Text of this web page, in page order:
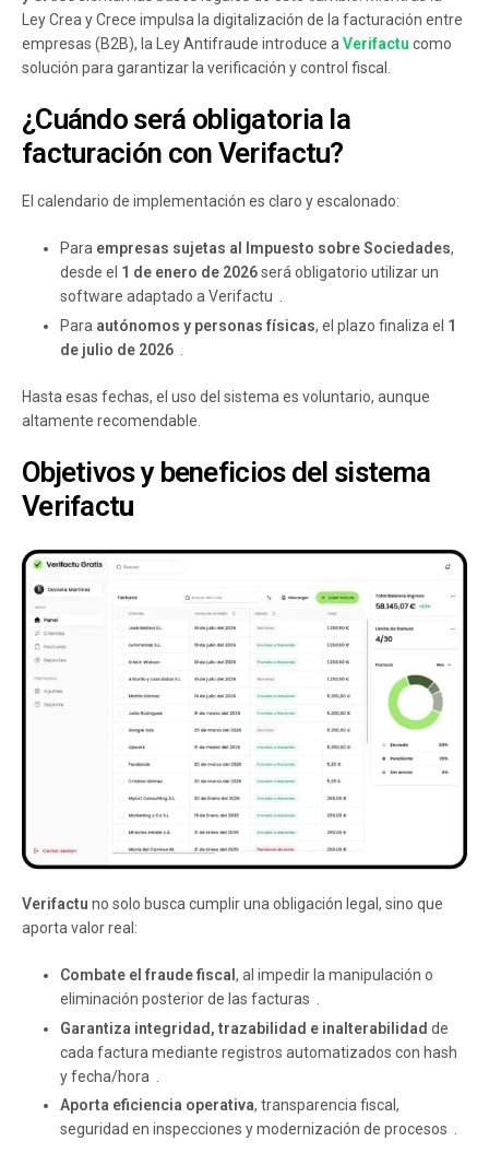
Ley Crea y Crece impulsa la digitalización de la facturación entre
empresas (B2B), la Ley Antifraude introduce a Verifactu como
solución para garantizar la verificación y control fiscal.
¿Cuándo será obligatoria la
facturación con Verifactu?
El calendario de implementación es claro y escalonado:
Para empresas sujetas al Impuesto sobre Sociedades,
desde el 1 de enero de 2026será obligatorio utilizar un
software adaptado a Verifactu .
Para autónomos y personas físicas, el plazo finaliza el 1
de julio de 2026
Hasta esas fechas, el uso del sistema es voluntario, aunque
altamente recomendable.
Objetivos y beneficios del sistema
Verifactu
Verifactu no solo busca cumplir una obligación legal, sino que
aporta valor real:
Combate el fraude fiscal , al impedir la manipulación o
eliminación posterior de las facturas .
Garantiza integridad, trazabilidad e inalterabilidad de
cada factura mediante registros automatizados con hash
y fecha/hora .
Aporta eficiencia operativa, transparencia fiscal,
seguridad en inspecciones y modernización de procesos .